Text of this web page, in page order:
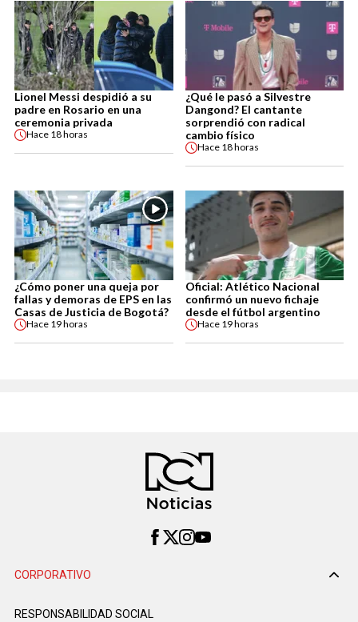
Lionel Messi despidió a su
padre en Rosario en una
ceremonia privada
Hace 18 horas
¿Qué le pasó a Silvestre
Dangond? El cantante
sorprendió con radical
cambio físico
Hace 18 horas
¿Cómo poner una queja por
fallas y demoras de EPS en las
Casas de Justicia de Bogotá?
Hace 19 horas
Oficial: Atlético Nacional
confirmó un nuevo fichaje
desde el fútbol argentino
Hace 19 horas
CORPORATIVO
RESPONSABILIDAD SOCIAL